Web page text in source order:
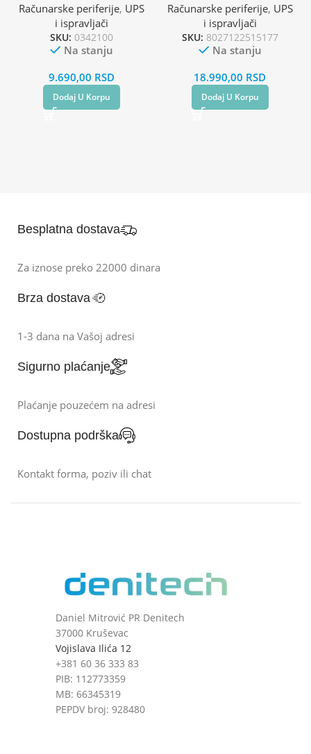
Računarske periferije, UPS
i ispravljači
SKU: 0342100
Na stanju
9.690,00 RSD
Dodaj U Korpu
Računarske periferije, UPS
i ispravljači
SKU: 8027122515177
Na stanju
18.990,00 RSD
Dodaj U Korpu
Besplatna dostava
Za iznose preko 22000 dinara
Brza dostava
1-3 dana na Vašoj adresi
Sigurno plaćanje
Plaćanje pouzećem na adresi
Dostupna podrška
Kontakt forma, poziv ili chat
Daniel Mitrović PR Denitech
37000 Kruševac
Vojislava Ilića 12
+381 60 36 333 83
PIB: 112773359
MB: 66345319
PEPDV broj: 928480